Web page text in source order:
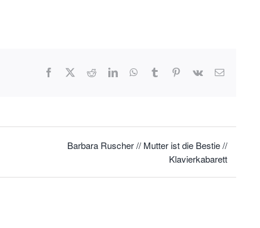
Facebook RedditLinkedInWhatsApp
Tumblr Pinterest
Vk
E-
Barbara Ruscher // Mutter ist die Bestie //
Klavierkabarett